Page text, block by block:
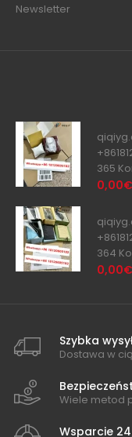
Newsletter
365
0,00€
364
0,00€
Szybka
Dostawa w
Wiele metod
Wsparcie